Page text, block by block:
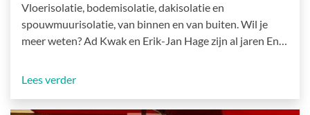
Vloerisolatie, bodemisolatie, dakisolatie en
spouwmuurisolatie, van binnen en van buiten. Wil je
meer weten? Ad Kwak en Erik-Jan Hage zijn al jaren En…
Lees verder